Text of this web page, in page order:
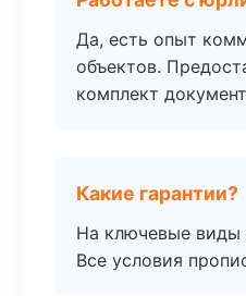
Да, есть опыт
объектов.
комплект
Какие гарантии?
На ключевые виды
Все условия